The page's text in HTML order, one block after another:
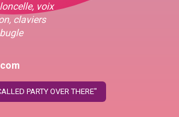
voix
claviers
PARTY OVER THERE"